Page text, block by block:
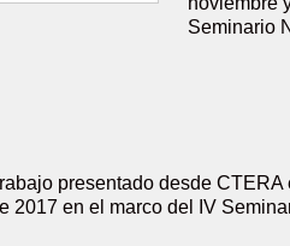
Seminario
presentado desde
2017 en el marco del IV